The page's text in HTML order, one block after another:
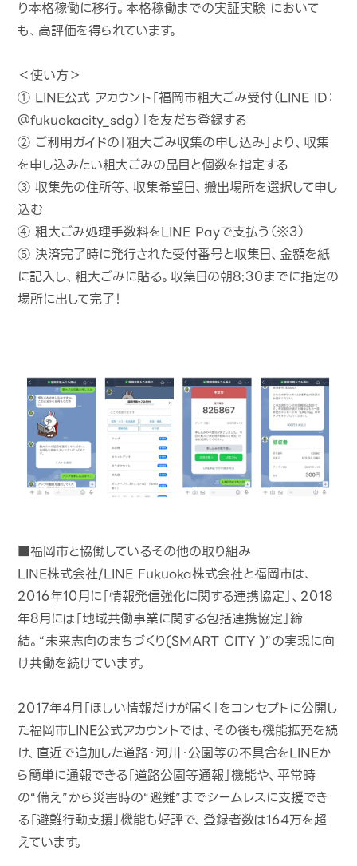
り本格稼働に移行。本格稼働までの実証実験 において
も、高評価を得られています。
＜使い方＞
① LINE公式 アカウント「福岡市粗大ごみ受付（LINE ID：
＠fukuokacity_sdg）」を友だち登録する
② ご利用ガイドの「粗大ごみ収集の申し込み」より、収集
を申し込みたい粗大ごみの品目と個数を指定する
③ 収集先の住所等、収集希望日、搬出場所を選択して申し
込む
④ 粗大ごみ処理手数料をLINE Payで支払う（※3）
⑤ 決済完了時に発行された受付番号と収集日、金額を紙
に記入し、粗大ごみに貼る。収集日の朝8:30までに指定の
場所に出して完了！
■福岡市と協働しているその他の取り組み
LINE株式会社/LINE Fukuoka株式会社と福岡市は、
2016年10月に「情報発信強化に関する連携協定」、2018
年8月には「地域共働事業に関する包括連携協定」締
結。“未来志向のまちづくり(SMART CITY )”の実現に向
け共働を続けています。
2017年4月「ほしい情報だけが届く」をコンセプトに公開し
た福岡市LINE公式アカウントでは、その後も機能拡充を続
け、直近で追加した道路・河川・公園等の不具合をLINEか
ら簡単に通報できる「道路公園等通報」機能や、平常時
の“備え”から災害時の“避難”までシームレスに支援でき
る「避難行動支援」機能も好評で、登録者数は164万を超
えています。